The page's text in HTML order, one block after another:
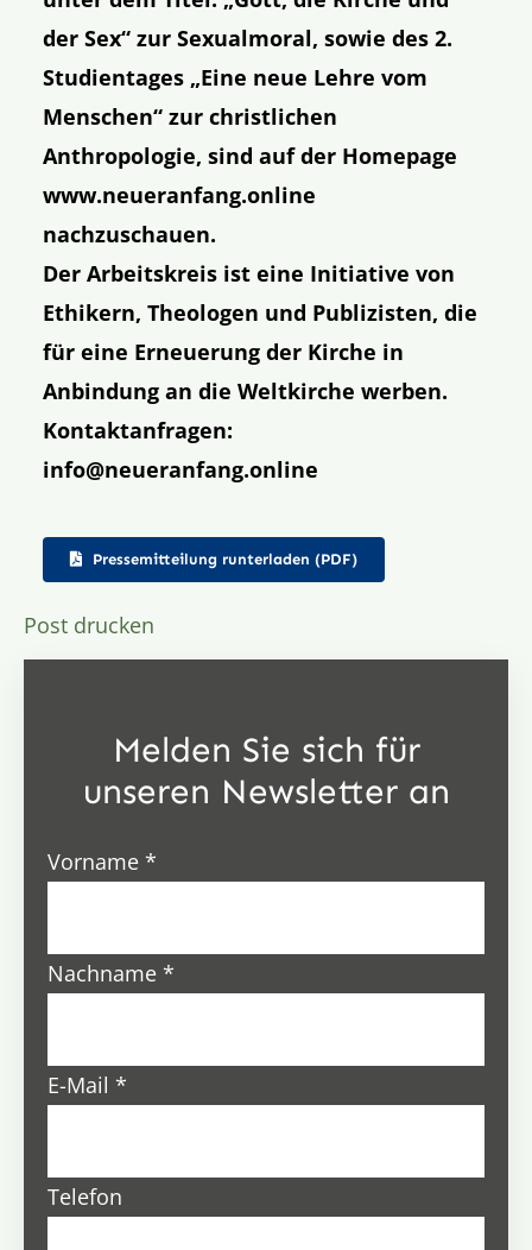
der Sex“ zur Sexualmoral, sowie des 2.
Studientages „Eine neue Lehre vom
Menschen“ zur christlichen
Anthropologie, sind auf der Homepage
www.neueranfang.online
nachzuschauen.
Der Arbeitskreis ist eine Initiative von
Ethikern, Theologen und Publizisten, die
für eine Erneuerung der Kirche in
Anbindung an die Weltkirche werben.
Kontaktanfragen:
info@neueranfang.online
Pressemitteilung runterladen (PDF)
Post drucken
Melden Sie sich für
unseren Newsletter an
Vorname*
Nachname*
E-Mail*
Telefon